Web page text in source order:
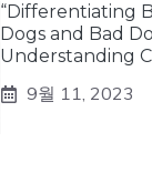
“Differentiating
Dogs and Bad
Understanding
9월 11, 2023